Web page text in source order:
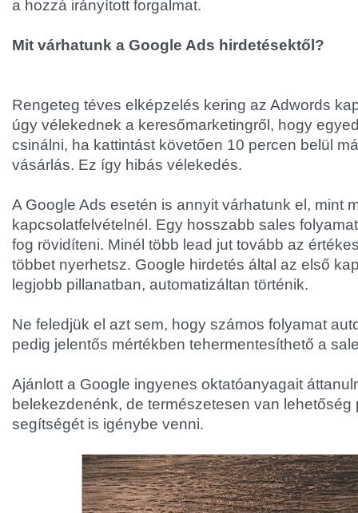
a hozzá irányított forgalmat.
Mit várhatunk a Google Ads hirdetésektől?
Rengeteg téves elképzelés kering az Adwords
úgy vélekednek a keresőmarketingről, hogy
csinálni, ha kattintást követően 10 percen belül
vásárlás. Ez így hibás vélekedés.
A Google Ads esetén is annyit várhatunk el, mint
kapcsolatfelvételnél. Egy hosszabb sales
fog rövidíteni. Minél több lead jut tovább az
többet nyerhetsz. Google hirdetés által az első
legjobb pillanatban, automatizáltan történik.
Ne feledjük el azt sem, hogy számos folyamat
pedig jelentős mértékben tehermentesíthető a
Ajánlott a Google ingyenes oktatóanyagait
belekezdenénk, de természetesen van lehetőség
segítségét is igénybe venni.